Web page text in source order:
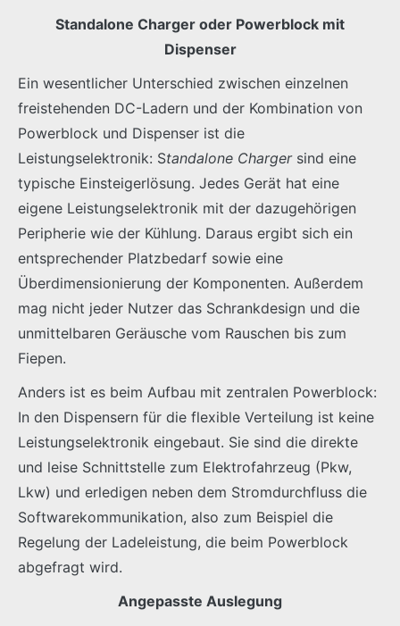
Standalone Charger oder Powerblock mit
Dispenser
Ein wesentlicher Unterschied zwischen einzelnen
freistehenden DC-Ladern und der Kombination von
Powerblock und Dispenser ist die
Leistungselektronik: Standalone Charger sind eine
typische Einsteigerlösung. Jedes Gerät hat eine
eigene Leistungselektronik mit der dazugehörigen
Peripherie wie der Kühlung. Daraus ergibt sich ein
entsprechender Platzbedarf sowie eine
Überdimensionierung der Komponenten. Außerdem
mag nicht jeder Nutzer das Schrankdesign und die
unmittelbaren Geräusche vom Rauschen bis zum
Fiepen.
Anders ist es beim Aufbau mit zentralen Powerblock:
In den Dispensern für die flexible Verteilung ist keine
Leistungselektronik eingebaut. Sie sind die direkte
und leise Schnittstelle zum Elektrofahrzeug (Pkw,
Lkw) und erledigen neben dem Stromdurchfluss die
Softwarekommunikation, also zum Beispiel die
Regelung der Ladeleistung, die beim Powerblock
abgefragt wird.
Angepasste Auslegung